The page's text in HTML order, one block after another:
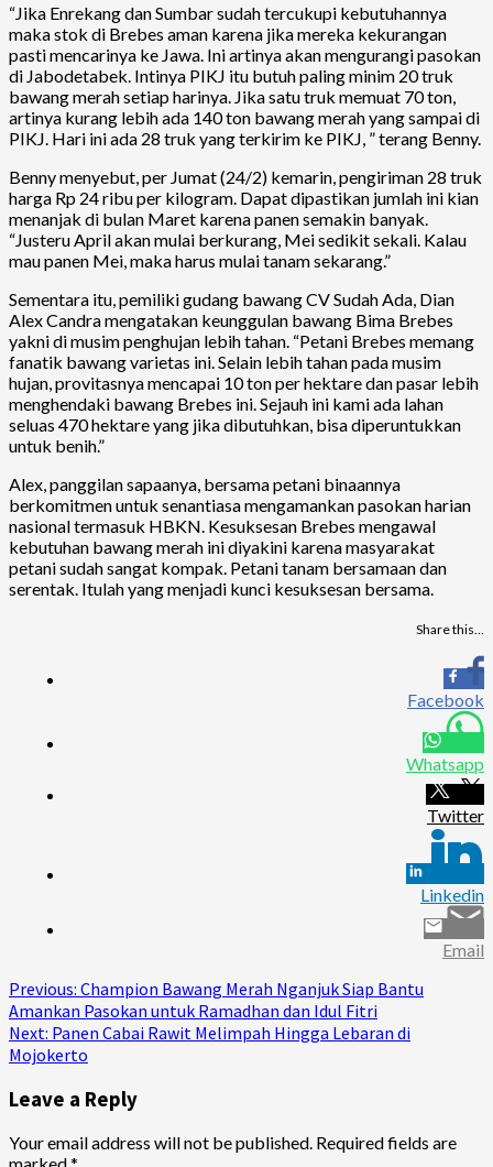
“Jika Enrekang dan Sumbar sudah tercukupi kebutuhannya
maka stok di Brebes aman karena jika mereka kekurangan
pasti mencarinya ke Jawa. Ini artinya akan mengurangi pasokan
di Jabodetabek. Intinya PIKJ itu butuh paling minim 20 truk
bawang merah setiap harinya. Jika satu truk memuat 70 ton,
artinya kurang lebih ada 140 ton bawang merah yang sampai di
PIKJ. Hari ini ada 28 truk yang terkirim ke PIKJ, ” terang Benny.
Benny menyebut, per Jumat (24/2) kemarin, pengiriman 28 truk
harga Rp 24 ribu per kilogram. Dapat dipastikan jumlah ini kian
menanjak di bulan Maret karena panen semakin banyak.
“Justeru April akan mulai berkurang, Mei sedikit sekali. Kalau
mau panen Mei, maka harus mulai tanam sekarang.”
Sementara itu, pemiliki gudang bawang CV Sudah Ada, Dian
Alex Candra mengatakan keunggulan bawang Bima Brebes
yakni di musim penghujan lebih tahan. “Petani Brebes memang
fanatik bawang varietas ini. Selain lebih tahan pada musim
hujan, provitasnya mencapai 10 ton per hektare dan pasar lebih
menghendaki bawang Brebes ini. Sejauh ini kami ada lahan
seluas 470 hektare yang jika dibutuhkan, bisa diperuntukkan
untuk benih.”
Alex, panggilan sapaanya, bersama petani binaannya
berkomitmen untuk senantiasa mengamankan pasokan harian
nasional termasuk HBKN. Kesuksesan Brebes mengawal
kebutuhan bawang merah ini diyakini karena masyarakat
petani sudah sangat kompak. Petani tanam bersamaan dan
serentak. Itulah yang menjadi kunci kesuksesan bersama.
Share this…
Facebook
Whatsapp
Twitter
Linkedin
Email
Continue
Reading
Previous: Champion Bawang Merah Nganjuk Siap Bantu
Amankan Pasokan untuk Ramadhan dan Idul Fitri
Next: Panen Cabai Rawit Melimpah Hingga Lebaran di
Mojokerto
Leave a Reply
Your email address will not be published. Required fields are